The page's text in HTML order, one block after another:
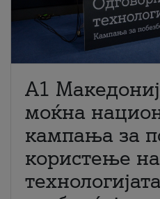
A1
моќна
кампања за
користење на